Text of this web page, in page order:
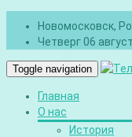
Новомосковск,
Четверг 06
Toggle navigation
Главная
О нас
История